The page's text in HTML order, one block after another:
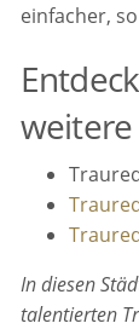
einfacher,
In diesen
talentierten